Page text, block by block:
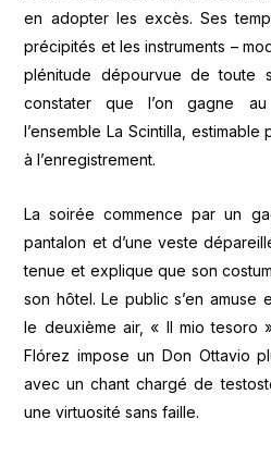
en adopter les excès. Ses
précipités et les instruments –
plénitude dépourvue de toute
constater que l’on gagne
l’ensemble La Scintilla,
à l’enregistrement.
La soirée commence par un
pantalon et d’une veste
tenue et explique que son
son hôtel. Le public s’en amuse
le deuxième air, « Il mio tesoro
Flórez impose un Don Ottavio
avec un chant chargé de
une virtuosité sans faille.